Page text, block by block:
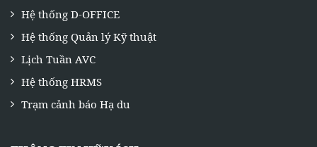
Hệ thống D-OFFICE
Hệ thống Quản lý Kỹ thuật
Lịch Tuần AVC
Hệ thống HRMS
Trạm cảnh báo Hạ du